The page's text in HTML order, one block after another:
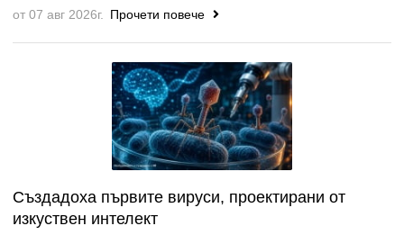
от 07 авг 2026г. Прочети повече
Създадоха първите вируси, проектирани от
изкуствен интелект